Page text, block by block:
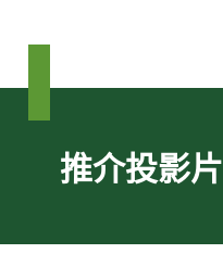
推介投影片